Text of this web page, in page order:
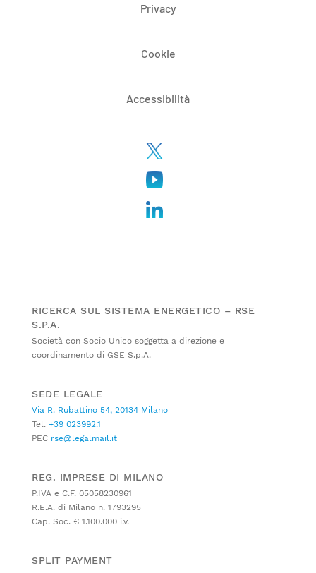
Privacy
Cookie
Accessibilità
RICERCA SUL SISTEMA ENERGETICO – RSE
S.P.A.
Società con Socio Unico soggetta a direzione e
coordinamento di GSE S.p.A.
SEDE LEGALE
Via R. Rubattino 54, 20134 Milano
Tel. +39 023992.1
PEC rse@legalmail.it
REG. IMPRESE DI MILANO
P.IVA e C.F. 05058230961
R.E.A. di Milano n. 1793295
Cap. Soc. € 1.100.000 i.v.
SPLIT PAYMENT